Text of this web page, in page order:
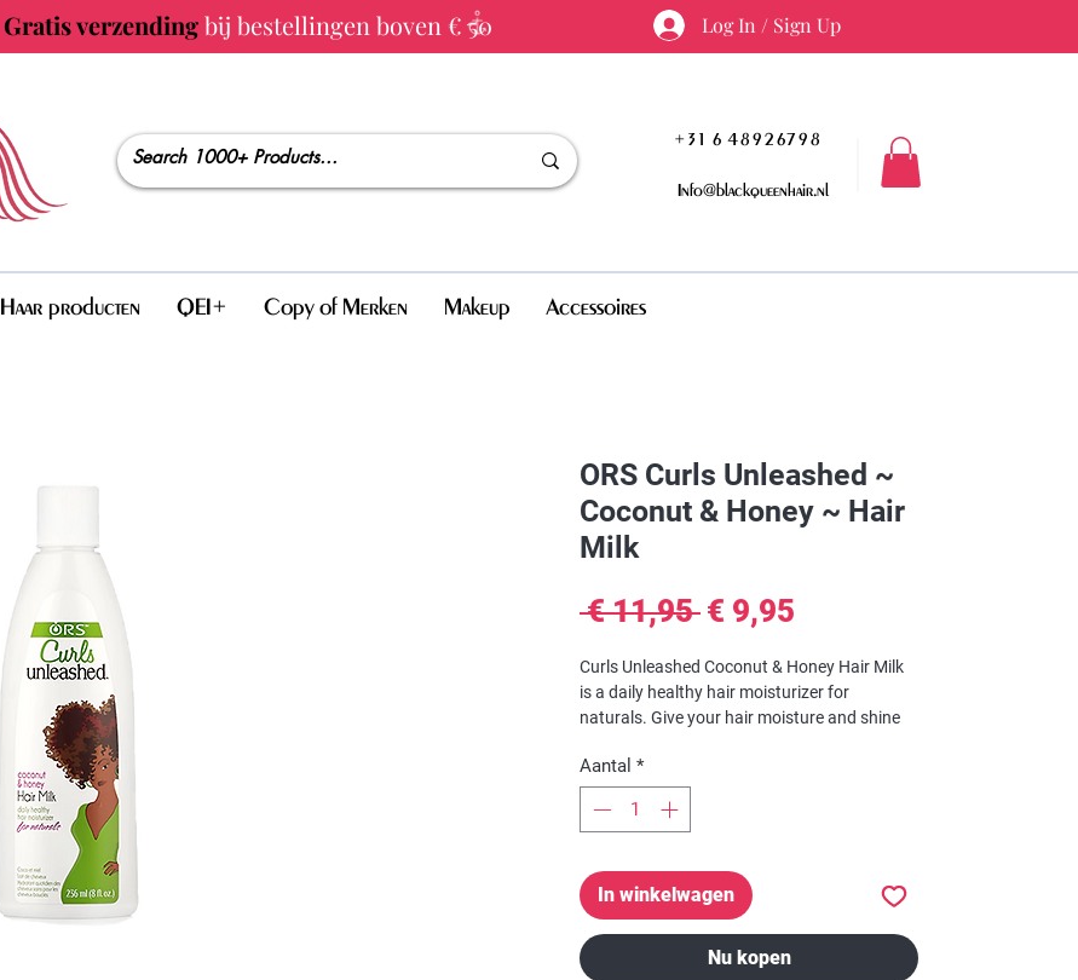
Gratis verzending bij bestellingen boven € 50 Log In / Sign Up
+31 6 48926798
Info@blackqueenhair.nl
Haar producten QEI+ Copy of Merken Makeup Accessoires
ORS Curls Unleashed ~
Coconut & Honey ~ Hair
Milk
€ 11,95 Normale
€ 9,95
Curls Unleashed Coconut & Honey Hair Milk
is a daily healthy hair moisturizer for
naturals. Give your hair moisture and shine
with honey and coconut.
Formulated without Sulfates & Parabens.
Aantal *
In winkelwagen
Nu kopen